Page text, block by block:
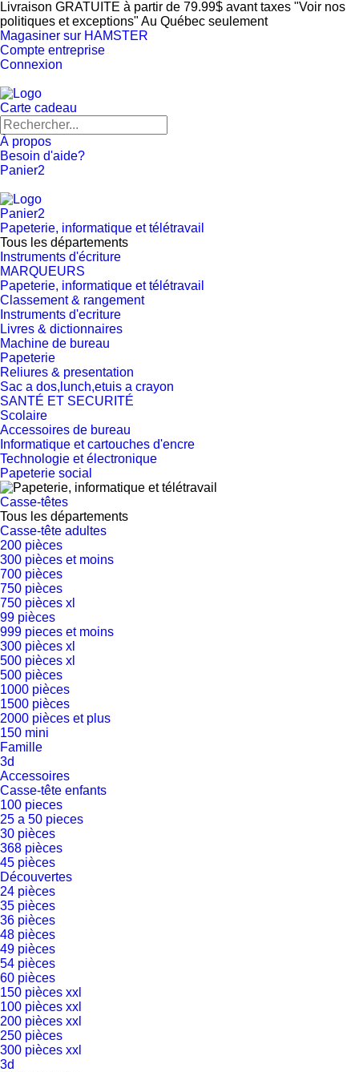
Livraison GRATUITE à partir de 79.99$ avant taxes "Voir nos
politiques et exceptions" Au Québec seulement
Magasiner sur HAMSTER
Compte entreprise
Connexion
Carte cadeau
À propos
Besoin d'aide?
Panier2
Panier2
Papeterie, informatique et télétravail
Tous les départements
Instruments d'écriture
MARQUEURS
Papeterie, informatique et télétravail
Classement & rangement
Instruments d'ecriture
Livres & dictionnaires
Machine de bureau
Papeterie
Reliures & presentation
Sac a dos,lunch,etuis a crayon
SANTÉ ET SECURITÉ
Scolaire
Accessoires de bureau
Informatique et cartouches d'encre
Technologie et électronique
Papeterie social
Casse-têtes
Tous les départements
Casse-tête adultes
200 pièces
300 pièces et moins
700 pièces
750 pièces
750 pièces xl
99 pièces
999 pieces et moins
300 pièces xl
500 pièces xl
500 pièces
1000 pièces
1500 pièces
2000 pièces et plus
150 mini
Famille
3d
Accessoires
Casse-tête enfants
100 pieces
25 a 50 pieces
30 pièces
368 pièces
45 pièces
Découvertes
24 pièces
35 pièces
36 pièces
48 pièces
49 pièces
54 pièces
60 pièces
150 pièces xxl
100 pièces xxl
200 pièces xxl
250 pièces
300 pièces xxl
3d